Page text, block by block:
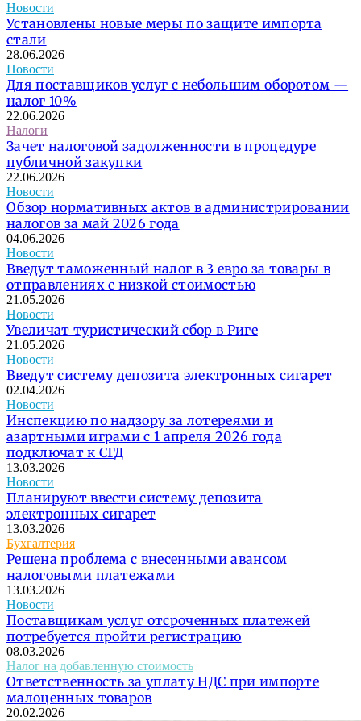
Новости
Установлены новые меры по защите импорта
стали
28.06.2026
Новости
Для поставщиков услуг с небольшим оборотом —
налог 10%
22.06.2026
Налоги
Зачет налоговой задолженности в процедуре
публичной закупки
22.06.2026
Новости
Обзор нормативных актов в администрировании
налогов за май 2026 года
04.06.2026
Новости
Введут таможенный налог в 3 евро за товары в
отправлениях с низкой стоимостью
21.05.2026
Новости
Увеличат туристический сбор в Риге
21.05.2026
Новости
Введут систему депозита электронных сигарет
02.04.2026
Новости
Инспекцию по надзору за лотереями и
азартными играми с 1 апреля 2026 года
подключат к СГД
13.03.2026
Новости
Планируют ввести систему депозита
электронных сигарет
13.03.2026
Бухгалтерия
Решена проблема с внесенными авансом
налоговыми платежами
13.03.2026
Новости
Поставщикам услуг отсроченных платежей
потребуется пройти регистрацию
08.03.2026
Налог на добавленную стоимость
Ответственность за уплату НДС при импорте
малоценных товаров
20.02.2026